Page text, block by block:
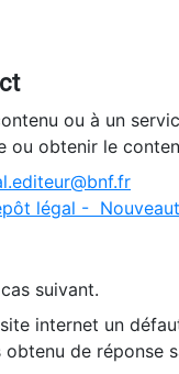
ou à un
ou obtenir le
légal -
suivant.
internet un
de réponse